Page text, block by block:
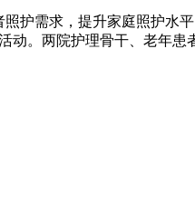
护需求，提升家庭照护水
。两院护理骨干、老年患